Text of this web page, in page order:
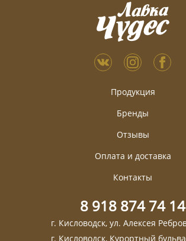
Продукция
Бренды
Отзывы
Оплата и доставка
Контакты
8 918 874 74 14
г. Кисловодск, ул. Алексея
г. Кисловодск, Курортный